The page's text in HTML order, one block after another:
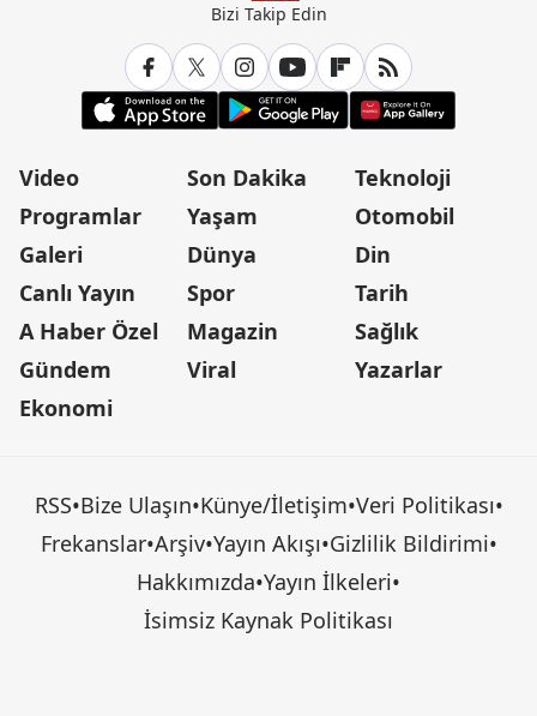
Bizi Takip Edin
Video
Programlar
Galeri
Canlı Yayın
A Haber Özel
Gündem
Ekonomi
Son Dakika
Yaşam
Dünya
Spor
Magazin
Viral
Teknoloji
Otomobil
Din
Tarih
Sağlık
Yazarlar
RSS•Bize Ulaşın•Künye/İletişim•Veri Politikası•
Frekanslar•Arşiv•Yayın Akışı•Gizlilik Bildirimi•
Hakkımızda•Yayın İlkeleri•
İsimsiz Kaynak Politikası